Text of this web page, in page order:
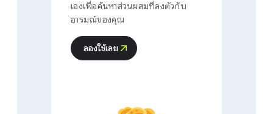
เองเพื่อค้นหาส่วนผสมที่ลงตัวกับ
อารมณ์ของคุณ
ลองใช้เลย